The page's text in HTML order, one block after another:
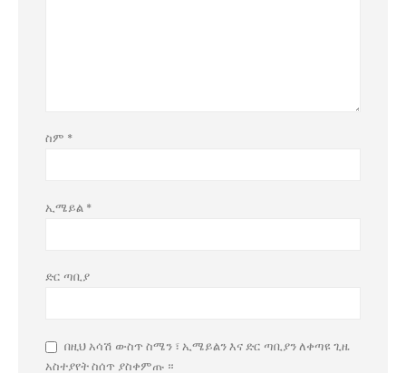
ስም *
ኢሜይል *
ድር ጣቢያ
በዚህ አሳሽ ውስጥ ስሜን ፣ ኢሜይልን እና ድር ጣቢያን ለቀጣዩ ጊዜ
አስተያየት ስሰጥ ያስቀምጡ ።